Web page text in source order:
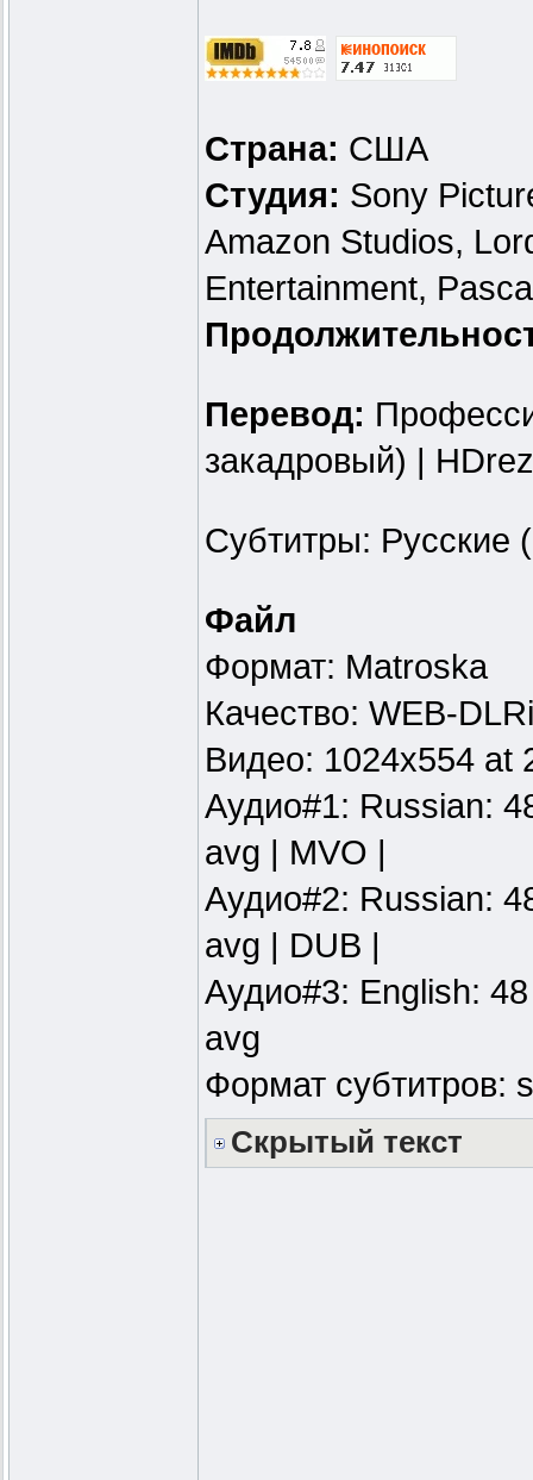
Страна: США
Студия: Sony
Amazon Studios,
Entertainment,
Перевод:
закадровый) |
Субтитры: Русские
Файл
Формат: Matroska
Качество: WEB-
Видео: 1024x554 at
Аудио#1: Russian:
avg | MVO |
Аудио#2: Russian:
avg | DUB |
Аудио#3: English:
avg
Формат субтитров:
Скрытый текст